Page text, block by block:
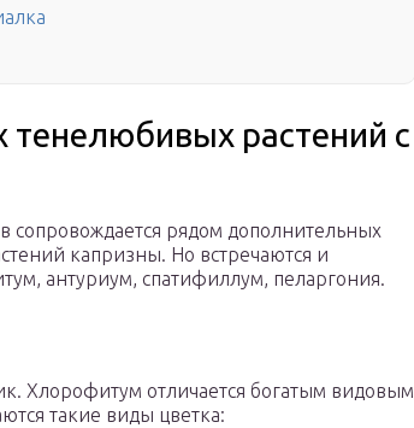
тенелюбивых растений с
рядом дополнительных
капризны. Но встречаются и
антуриум, спатифиллум, пеларгония.
Хлорофитум отличается богатым видовым
такие виды цветка: